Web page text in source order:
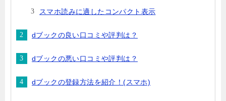
スマホ読みに適したコンパクト表示
dブックの良い口コミや評判は？
dブックの悪い口コミや評判は？
dブックの登録方法を紹介！(スマホ)